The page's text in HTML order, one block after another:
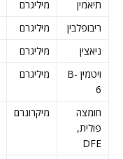
תיאמין
מיליגרם
ריבופלבין
מיליגרם
ניאצין
מיליגרם
ויטמין B-
6
מיליגרם
חומצה
פולית,
DFE
מיקרוגרם